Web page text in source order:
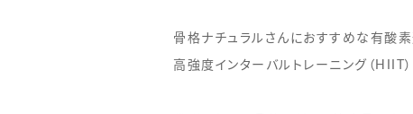
骨格ナチュラルさんにおすすめな有酸
高強度インターバルトレーニング（HIIT）